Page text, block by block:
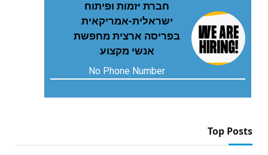
חברת יזמות ופיתוח
ישראלית-אמריקאית
בפריסה ארצית מחפשת
אנשי מקצוע
No Phone Number
Top Posts